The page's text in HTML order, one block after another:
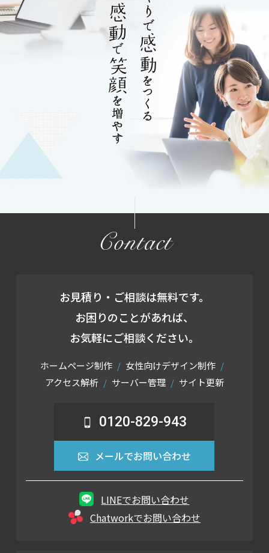
Contact
お見積り・ご相談は無料です。
お困りのことがあれば、
お気軽にご相談ください。
ホームページ制作
女性向けデザイン制作
アクセス解析
サーバー管理 サイト更新
0120-829-943
メールでお問い合わせ
LINEでお問い合わせ
Chatworkでお問い合わせ